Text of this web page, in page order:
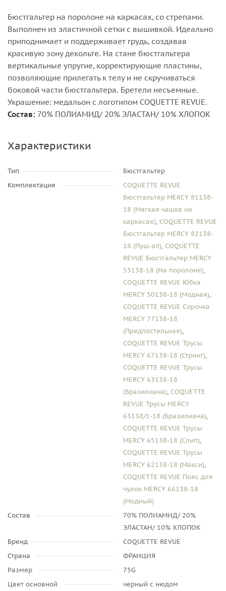
Бюстгальтер на поролоне на каркасах, со стрепами.
Выполнен из эластичной сетки с вышивкой. Идеально
приподнимает и поддерживает грудь, создавая
красивую зону декольте. На стане бюстгальтера
вертикальные упругие, корректирующие пластины,
позволяющие прилегать к телу и не скручиваться
боковой части бюстгальтера. Бретели несъемные.
Украшение: медальон с логотипом COQUETTE REVUE.
Состав: 70% ПОЛИАМИД/ 20% ЭЛАСТАН/ 10% ХЛОПОК
Характеристики
Тип
Бюстгальтер
Комплектация
COQUETTE REVUE
Бюстгальтер MERCY 81138-
18 (Мягкая чашка на
каркасах), COQUETTE REVUE
Бюстгальтер MERCY 82138-
18 (Пуш-ап), COQUETTE
REVUE Бюстгальтер MERCY
55138-18 (На поролоне),
COQUETTE REVUE Юбка
MERCY 50138-18 (Модная),
COQUETTE REVUE Сорочка
MERCY 77138-18
(Предпостельная),
COQUETTE REVUE Трусы
MERCY 67138-18 (Стринг),
COQUETTE REVUE Трусы
MERCY 63138-18
(Бразилиана), COQUETTE
REVUE Трусы MERCY
63138/1-18 (Бразилиана),
COQUETTE REVUE Трусы
MERCY 65138-18 (Слип),
COQUETTE REVUE Трусы
MERCY 62138-18 (Макси),
COQUETTE REVUE Пояс для
чулок MERCY 66138-18
(Модный)
Состав
70% ПОЛИАМИД/ 20%
ЭЛАСТАН/ 10% ХЛОПОК
Бренд
COQUETTE REVUE
Страна
ФРАНЦИЯ
Размер
75G
Цвет основной
черный с нюдом